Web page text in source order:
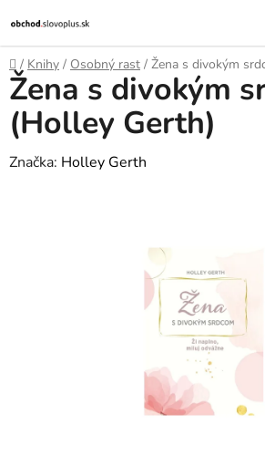
na
obsah
Domov
/ Knihy / Osobný rast / Žena s divokým
Žena s divokým
(Holley Gerth)
Značka: Holley Gerth